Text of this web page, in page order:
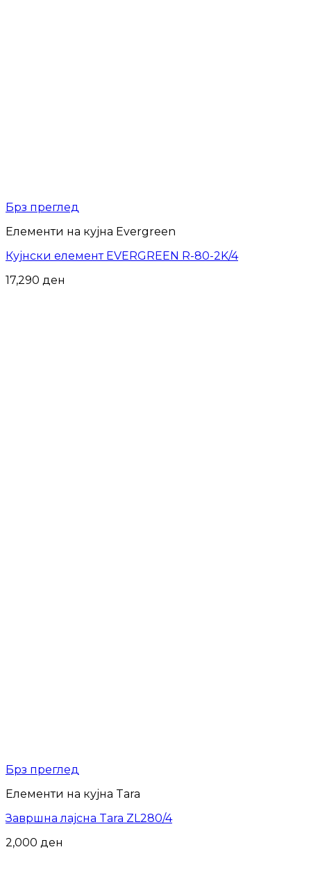
Брз преглед
Елементи на кујна Evergreen
Кујнски елемент EVERGREEN R-80-2K/4
17,290 ден
Брз преглед
Елементи на кујна Tara
Завршна лајсна Tara ZL280/4
2,000 ден